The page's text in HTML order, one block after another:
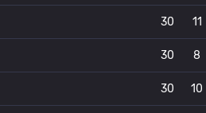
30 11
30 8
30 10